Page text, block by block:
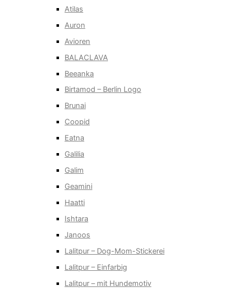
Atilas
Auron
Avioren
BALACLAVA
Beeanka
Birtamod – Berlin Logo
Brunai
Coopid
Eatna
Galilia
Galim
Geamini
Haatti
Ishtara
Janoos
Lalitpur – Dog-Mom-Stickerei
Lalitpur – Einfarbig
Lalitpur – mit Hundemotiv